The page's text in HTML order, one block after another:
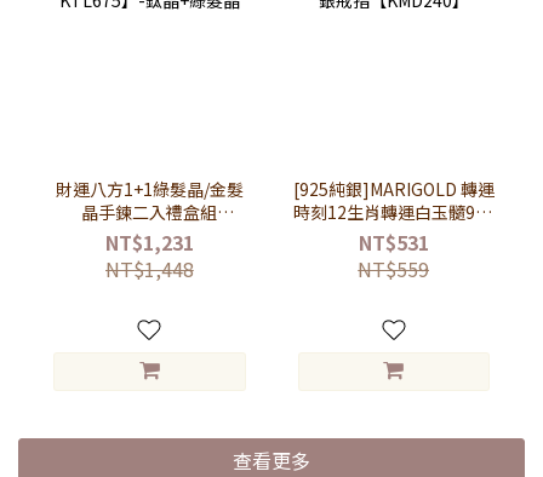
財運八方1+1綠髮晶/金髮
晶手鍊二入禮盒組
【MMS668-KTL675】-鈦
晶+綠髮晶
NT$1,231
NT$1,448
[925純銀]MARIGOLD 轉運
時刻12生肖轉運白玉髓925
純銀戒指【KMD240】
NT$531
NT$559
查看更多